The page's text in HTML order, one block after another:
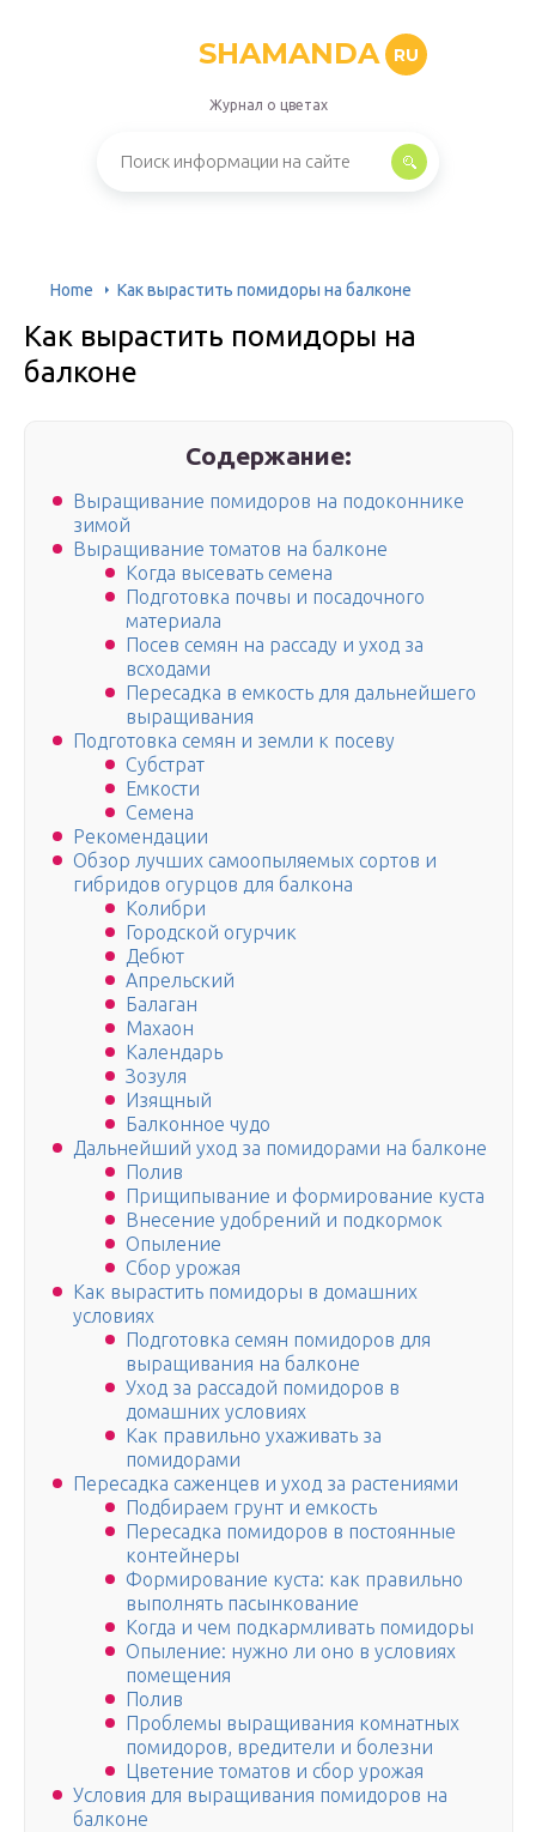
SHAMANDA RU
Журнал о цветах
Home Как вырастить помидоры на балконе
Как вырастить помидоры на
балконе
Содержание:
Выращивание помидоров на подоконнике
зимой
Выращивание томатов на балконе
Когда высевать семена
Подготовка почвы и посадочного
материала
Посев семян на рассаду и уход за
всходами
Пересадка в емкость для дальнейшего
выращивания
Подготовка семян и земли к посеву
Субстрат
Емкости
Семена
Рекомендации
Обзор лучших самоопыляемых сортов и
гибридов огурцов для балкона
Колибри
Городской огурчик
Дебют
Апрельский
Балаган
Махаон
Календарь
Зозуля
Изящный
Балконное чудо
Дальнейший уход за помидорами на балконе
Полив
Прищипывание и формирование куста
Внесение удобрений и подкормок
Опыление
Сбор урожая
Как вырастить помидоры в домашних
условиях
Подготовка семян помидоров для
выращивания на балконе
Уход за рассадой помидоров в
домашних условиях
Как правильно ухаживать за
помидорами
Пересадка саженцев и уход за растениями
Подбираем грунт и емкость
Пересадка помидоров в постоянные
контейнеры
Формирование куста: как правильно
выполнять пасынкование
Когда и чем подкармливать помидоры
Опыление: нужно ли оно в условиях
помещения
Полив
Проблемы выращивания комнатных
помидоров, вредители и болезни
Цветение томатов и сбор урожая
Условия для выращивания помидоров на
балконе